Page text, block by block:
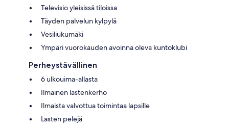
Televisio yleisissä tiloissa
Täyden palvelun kylpylä
Vesiliukumäki
Ympäri vuorokauden avoinna oleva kuntoklubi
Perheystävällinen
6 ulkouima-allasta
Ilmainen lastenkerho
Ilmaista valvottua toimintaa lapsille
Lasten pelejä